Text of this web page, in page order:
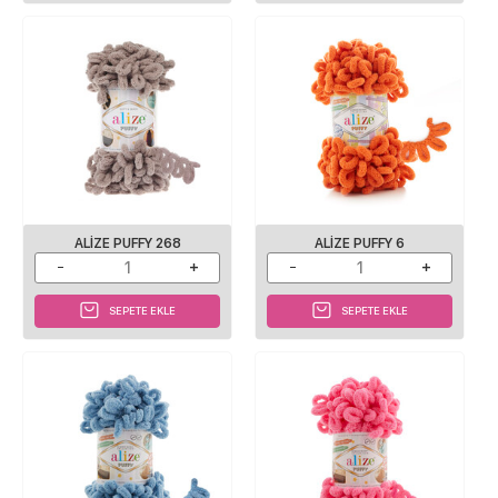
ALIZE PUFFY 268
SEPETE EKLE
ALIZE PUFFY 6
SEPETE EKLE